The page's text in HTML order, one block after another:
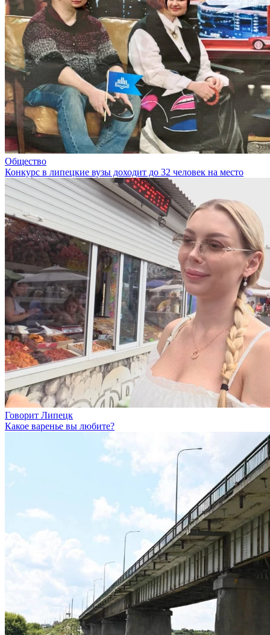
Общество
Конкурс в липецкие вузы доходит до 32 человек на место
Говорит Липецк
Какое варенье вы любите?